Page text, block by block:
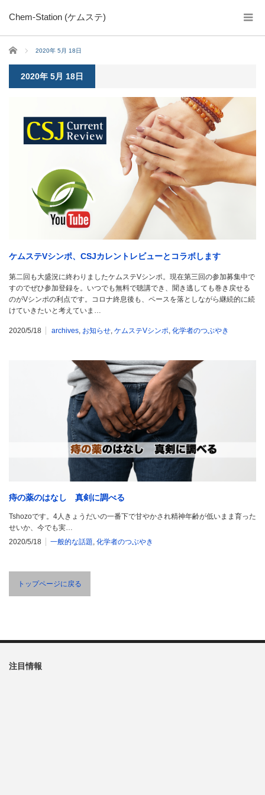
Chem-Station (ケムステ)
ホーム 2020年 5月 18日
2020年 5月 18日
ケムステVシンポ、CSJカレントレビューとコラボします
第二回も大盛況に終わりましたケムステVシンポ。現在第三回の参加募集中で
すのでぜひ参加登録を。いつでも無料で聴講でき、聞き逃しても巻き戻せる
のがVシンポの利点です。コロナ終息後も、ペースを落としながら継続的に続
けていきたいと考えていま…
2020/5/18 archives お知らせ ケムステVシンポ 化学者のつぶやき
痔の薬のはなし 真剣に調べる
Tshozoです。4人きょうだいの一番下で甘やかされ精神年齢が低いまま育った
せいか、今でも実…
2020/5/18
一般的な話題, 化学者のつぶやき
トップページに戻る
注目情報